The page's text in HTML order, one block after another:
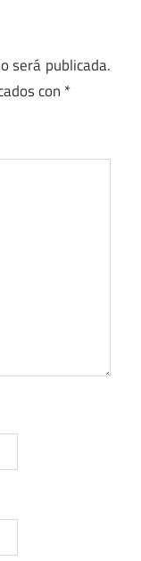
será publicada.
con *